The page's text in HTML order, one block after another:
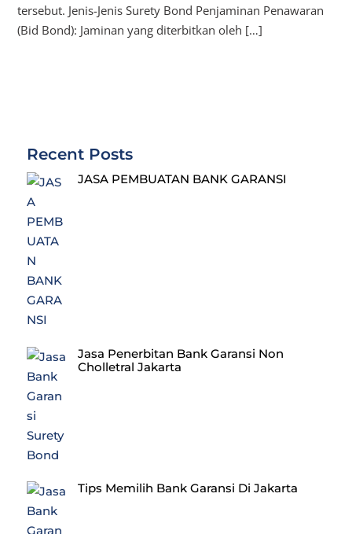
tersebut. Jenis-Jenis Surety Bond Penjaminan Penawaran
(Bid Bond): Jaminan yang diterbitkan oleh […]
Recent Posts
JASA PEMBUATAN BANK GARANSI
Jasa Penerbitan Bank Garansi Non
Cholletral Jakarta
Tips Memilih Bank Garansi Di Jakarta